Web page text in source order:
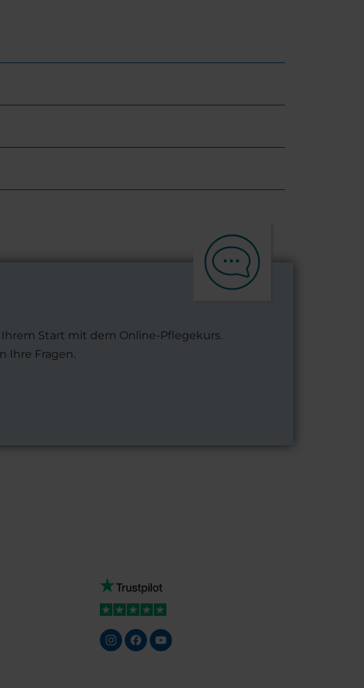
Start mit dem Online-Pflegekurs.
Ihre Fragen.